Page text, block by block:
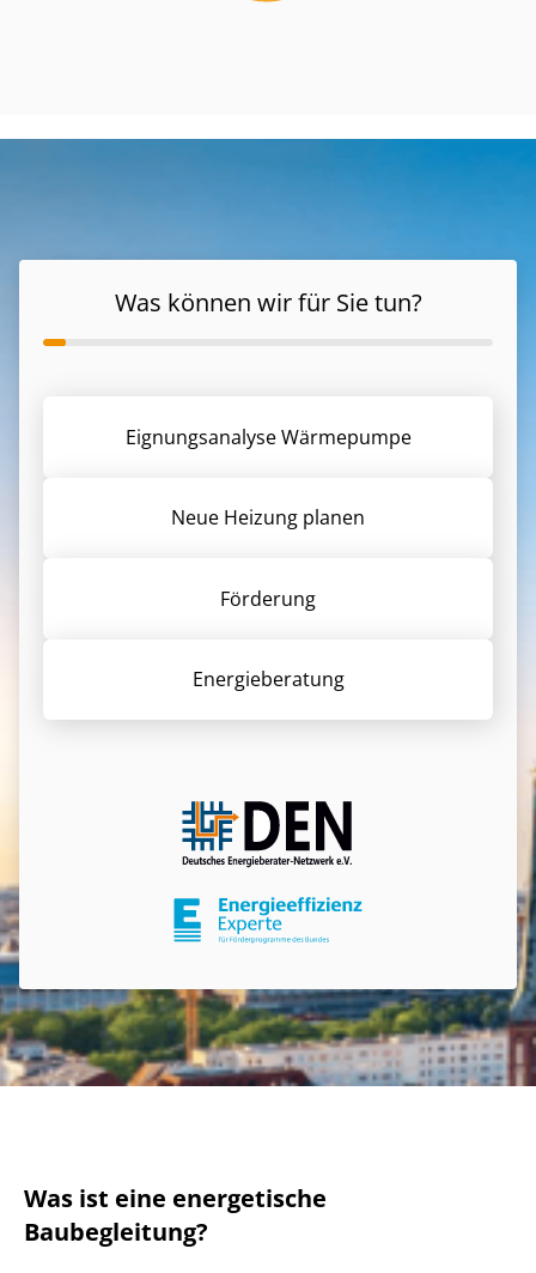
Was können wir für Sie tun?
Eignungsanalyse Wärmepumpe
Neue Heizung planen
Förderung
Energieberatung
Was ist eine energetische
Baubegleitung?